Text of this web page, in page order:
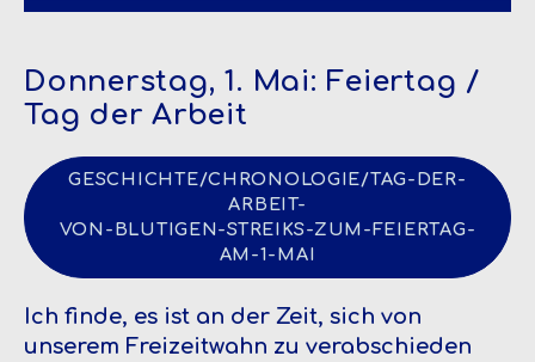
Donnerstag, 1. Mai: Feiertag /
Tag der Arbeit
GESCHICHTE/CHRONOLOGIE/TAG-DER-
ARBEIT-
VON-BLUTIGEN-STREIKS-ZUM-FEIERTAG-
AM-1-MAI
Ich finde, es ist an der Zeit, sich von
unserem Freizeitwahn zu verabschieden